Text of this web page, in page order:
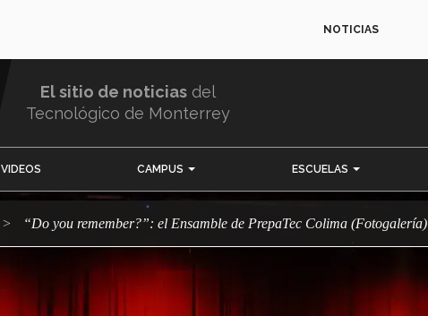
NOTICIAS
El sitio de noticias del
Tecnológico de Monterrey
VIDEOS CAMPUS ESCUELAS
“Do you remember?”: el Ensamble de PrepaTec Colima (Fotogalería)